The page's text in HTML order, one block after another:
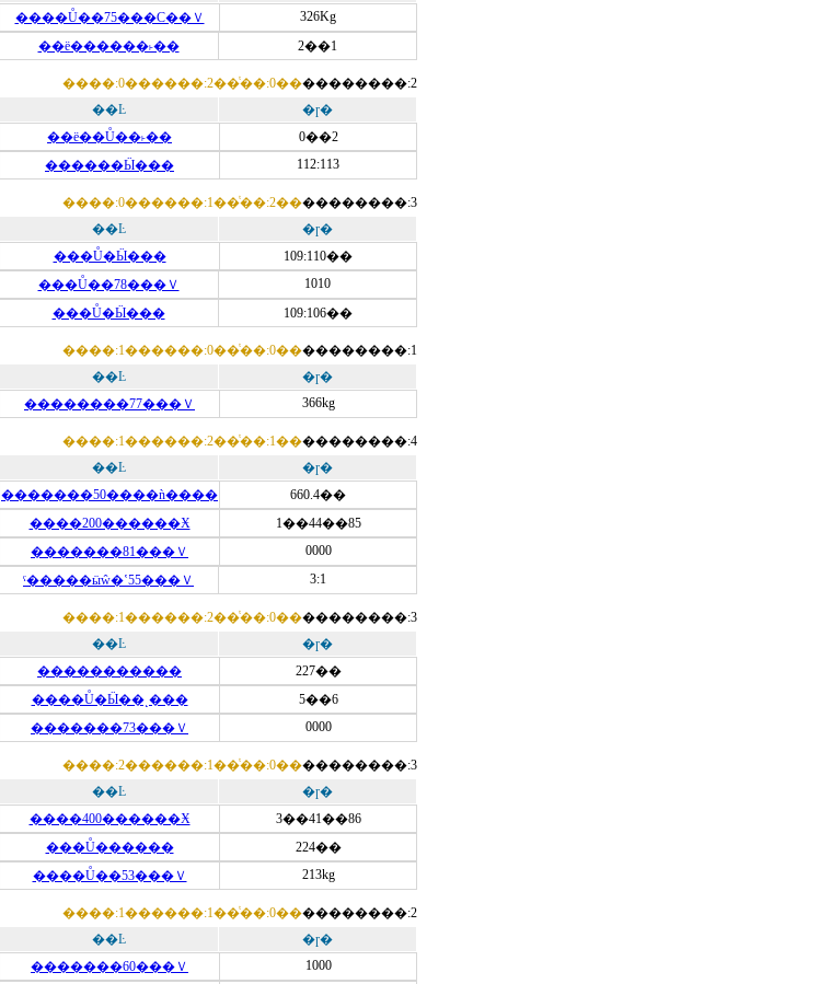
����Ů��75���Ϲ��Ｖ
326Kg
��ë������˫�� 2��1
����:0������:2��ͭ��:0����������:2
��Ŀ
�ɼ�
��ë��Ů��˫��
0��2
������Ӹ��� 112:113
����:0������:1��ͭ��:2����������:3
��Ŀ
�ɼ�
���Ů�Ӹ���
109:110��
���Ů��78���Ｖ
1010
���Ů�Ӹ��� 109:106��
����:1������:0��ͭ��:0����������:1
��Ŀ
�ɼ�
��������77���Ｖ 366kg
����:1������:2��ͭ��:1����������:4
��Ŀ
�ɼ�
�������50����ǹ����
660.4��
����200������Ӿ
1��44��85
�������81���Ｖ
0000
ˤ�����ӹŵ�ʽ55���Ｖ 3:1
����:1������:2��ͭ��:0����������:3
��Ŀ
�ɼ�
�����������
227��
����Ů�Ӹ��˻���
5��6
�������73���Ｖ 0000
����:2������:1��ͭ��:0����������:3
��Ŀ
�ɼ�
����400������Ӿ
3��41��86
���Ů������
224��
����Ů��53���Ｖ 213kg
����:1������:1��ͭ��:0����������:2
��Ŀ
�ɼ�
�������60���Ｖ 1000